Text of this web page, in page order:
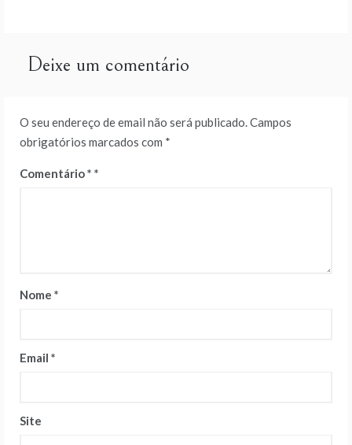
artigos
Deixe um comentário
O seu endereço de email não será publicado.Campos
obrigatórios marcados com *
Comentário*
Nome *
Email *
Site